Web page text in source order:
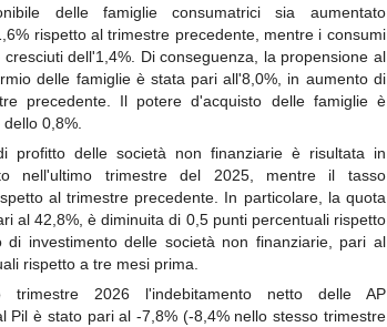
delle famiglie consumatrici sia aumentato
rispetto al trimestre precedente, mentre i consumi
cresciuti dell'1,4%. Di conseguenza, la propensione al
delle famiglie è stata pari all'8,0%, in aumento di
precedente. Il potere d'acquisto delle famiglie è
0,8%.
profitto delle società non finanziarie è risultata in
nell'ultimo trimestre del 2025, mentre il tasso
al trimestre precedente. In particolare, la quota
al 42,8%, è diminuita di 0,5 punti percentuali rispetto
investimento delle società non finanziarie, pari al
rispetto a tre mesi prima.
trimestre 2026 l'indebitamento netto delle AP
Pil è stato pari al -7,8% (-8,4% nello stesso trimestre